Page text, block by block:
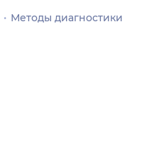
Методы диагностики